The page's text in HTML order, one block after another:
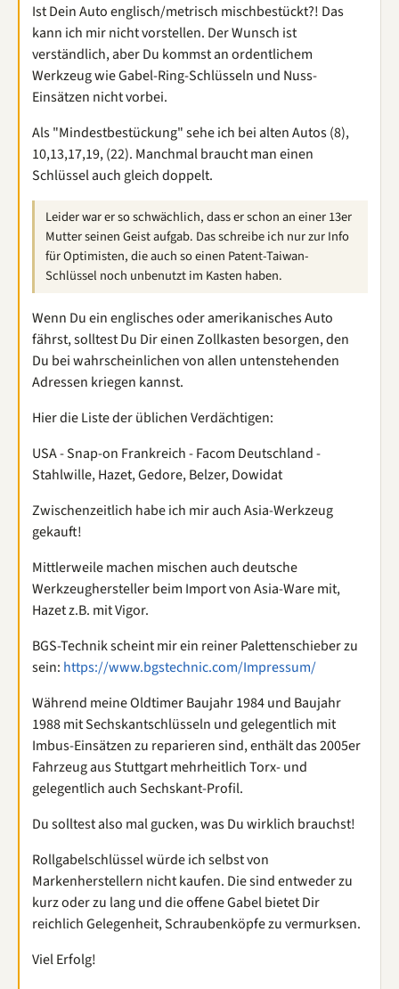
Ist Dein Auto englisch/metrisch mischbestückt?! Das
kann ich mir nicht vorstellen. Der Wunsch ist
verständlich, aber Du kommst an ordentlichem
Werkzeug wie Gabel-Ring-Schlüsseln und Nuss-
Einsätzen nicht vorbei.
Als "Mindestbestückung" sehe ich bei alten Autos (8),
10,13,17,19, (22). Manchmal braucht man einen
Schlüssel auch gleich doppelt.
Leider war er so schwächlich, dass er schon an einer 13er
Mutter seinen Geist aufgab. Das schreibe ich nur zur Info
für Optimisten, die auch so einen Patent-Taiwan-
Schlüssel noch unbenutzt im Kasten haben.
Wenn Du ein englisches oder amerikanisches Auto
fährst, solltest Du Dir einen Zollkasten besorgen, den
Du bei wahrscheinlichen von allen untenstehenden
Adressen kriegen kannst.
Hier die Liste der üblichen Verdächtigen:
USA - Snap-on Frankreich - Facom Deutschland -
Stahlwille, Hazet, Gedore, Belzer, Dowidat
Zwischenzeitlich habe ich mir auch Asia-Werkzeug
gekauft!
Mittlerweile machen mischen auch deutsche
Werkzeughersteller beim Import von Asia-Ware mit,
Hazet z.B. mit Vigor.
BGS-Technik scheint mir ein reiner Palettenschieber zu
sein: https://www.bgstechnic.com/Impressum/
Während meine Oldtimer Baujahr 1984 und Baujahr
1988 mit Sechskantschlüsseln und gelegentlich mit
Imbus-Einsätzen zu reparieren sind, enthält das 2005er
Fahrzeug aus Stuttgart mehrheitlich Torx- und
gelegentlich auch Sechskant-Profil.
Du solltest also mal gucken, was Du wirklich brauchst!
Rollgabelschlüssel würde ich selbst von
Markenherstellern nicht kaufen. Die sind entweder zu
kurz oder zu lang und die offene Gabel bietet Dir
reichlich Gelegenheit, Schraubenköpfe zu vermurksen.
Viel Erfolg!